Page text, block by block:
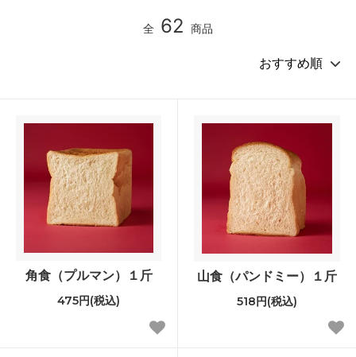
全 62 商品
角食（プルマン）１斤
475円(税込)
山食（パンドミー）１斤
518円(税込)